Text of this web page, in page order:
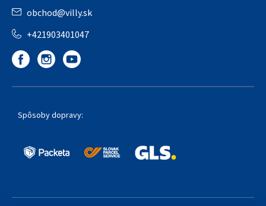
obchod@villy.sk
+421903401047
Spôsoby dopravy: